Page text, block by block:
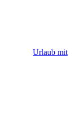
Urlaub mit